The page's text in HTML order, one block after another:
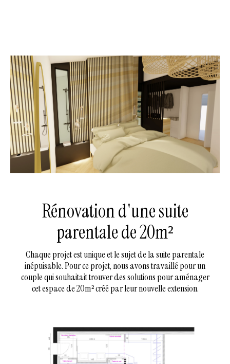
Rénovation d'une suite
parentale de 20m²
Chaque projet est unique et le sujet de la suite parentale
inépuisable. Pour ce projet, nous avons travaillé pour un
couple qui souhaitait trouver des solutions pour aménager
cet espace de 20m² créé par leur nouvelle extension.